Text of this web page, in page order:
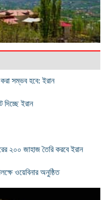
সম্ভব হবে: ইরান
দিচ্ছে ইরান
২০০ জাহাজ তৈরি করবে ইরান
ওয়েবিনার অনুষ্ঠিত